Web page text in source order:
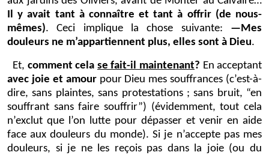
Il y avait tant à connaître et tant à offrir (de nous-
mêmes). Ceci implique la chose suivante: —Mes
douleurs ne m’appartiennent plus, elles sont à Dieu.
Et, comment cela se fait-il maintenant? En acceptant
avec joie et amour pour Dieu mes souffrances (c’est-à-
dire, sans plaintes, sans protestations ; sans bruit, “en
souffrant sans faire souffrir”) (évidemment, tout cela
n’exclut que l’on lutte pour dépasser et venir en aide
face aux douleurs du monde). Si je n’accepte pas mes
douleurs, si je ne les reçois pas dans la joie (ou du